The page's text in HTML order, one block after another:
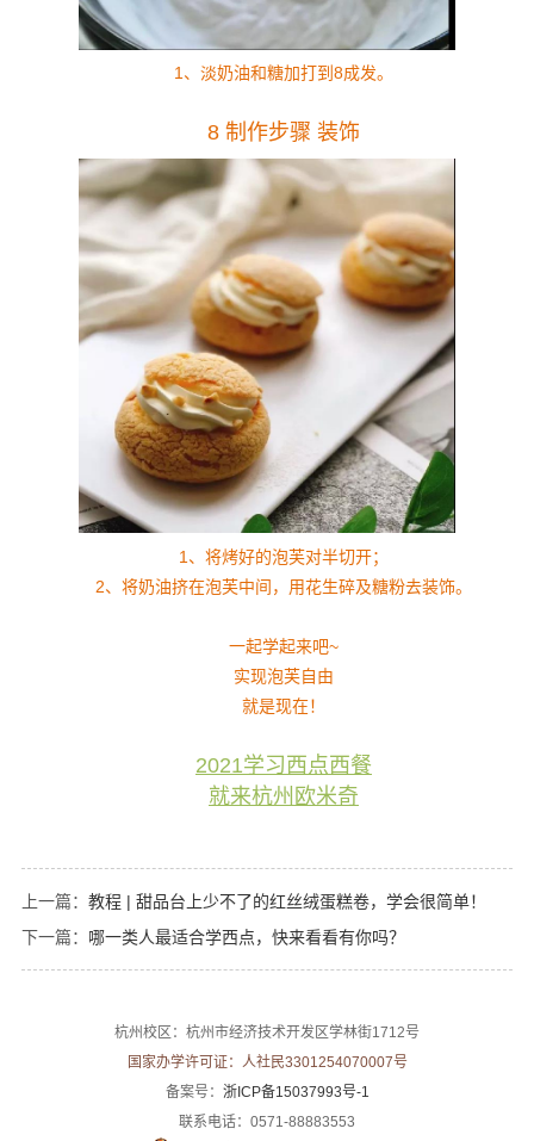
1、淡奶油和糖加打到8成发。
8 制作步骤 装饰
1、将烤好的泡芙对半切开；
2、将奶油挤在泡芙中间，用花生碎及糖粉去装饰。
一起学起来吧~
实现泡芙自由
就是现在！
2021学习西点西餐
就来杭州欧米奇
上一篇： 教程 | 甜品台上少不了的红丝绒蛋糕卷，学会很简单！
下一篇： 哪一类人最适合学西点，快来看看有你吗？
杭州校区：杭州市经济技术开发区学林街1712号
国家办学许可证：人社民3301254070007号
备案号： 浙ICP备15037993号-1
联系电话：0571-88883553